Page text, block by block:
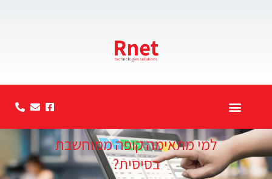
למי מתאימה קופה ממוחשבת
בסיסית?